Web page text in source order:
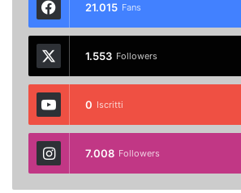
21.015 Fans
1.553 Followers
0 Iscritti
7.008 Followers